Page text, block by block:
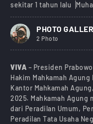
sekitar 1 tahun lalu
PHOTO
2 Photo
VIVA – Presiden
Hakim Mahkamah
Kantor Mahkamah
2025. Mahkamah Agung
dari Peradilan Umum,
Peradilan Tata Usaha